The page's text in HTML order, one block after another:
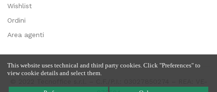
Wishlist
Ordini
Area agenti
This website uses technical and third party cookies. Click "Preferences" to
view cookie details and select them.